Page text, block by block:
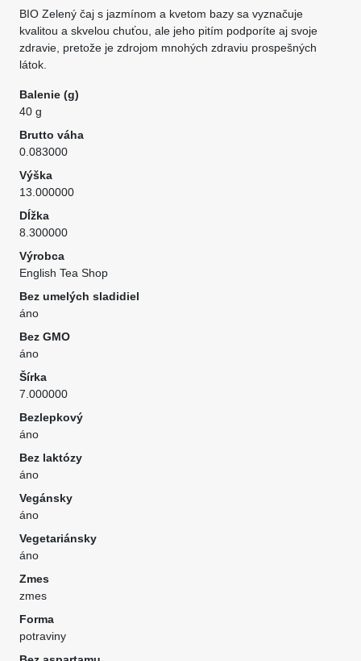
BIO Zelený čaj s jazmínom a kvetom bazy sa vyznačuje
kvalitou a skvelou chuťou, ale jeho pitím podporíte aj svoje
zdravie, pretože je zdrojom mnohých zdraviu prospešných
látok.
Balenie (g)
40 g
Brutto váha
0.083000
Výška
13.000000
Dĺžka
8.300000
Výrobca
English Tea Shop
Bez umelých sladidiel
áno
Bez GMO
áno
Šírka
7.000000
Bezlepkový
áno
Bez laktózy
áno
Vegánsky
áno
Vegetariánsky
áno
Zmes
zmes
Forma
potraviny